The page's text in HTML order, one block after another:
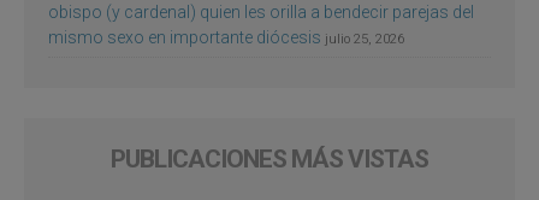
obispo (y cardenal) quien les orilla a bendecir parejas del
mismo sexo en importante diócesis julio 25, 2026
PUBLICACIONES MÁS VISTAS